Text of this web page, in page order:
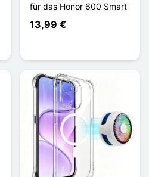
für das Honor 600 Smart
13,99 €